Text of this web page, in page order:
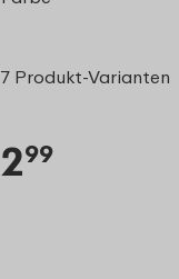
7 Produkt-Varianten
299